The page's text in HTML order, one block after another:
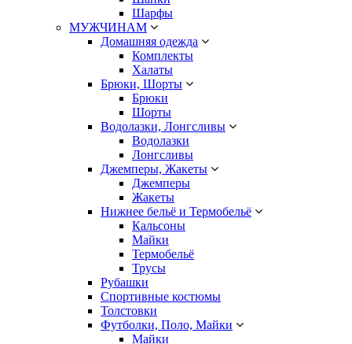
Шарфы
МУЖЧИНАМ
Домашняя одежда
Комплекты
Халаты
Брюки, Шорты
Брюки
Шорты
Водолазки, Лонгсливы
Водолазки
Лонгсливы
Джемперы, Жакеты
Джемперы
Жакеты
Нижнее бельё и Термобельё
Кальсоны
Майки
Термобельё
Трусы
Рубашки
Спортивные костюмы
Толстовки
Футболки, Поло, Майки
Майки